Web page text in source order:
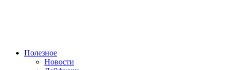
Полезное
Новости